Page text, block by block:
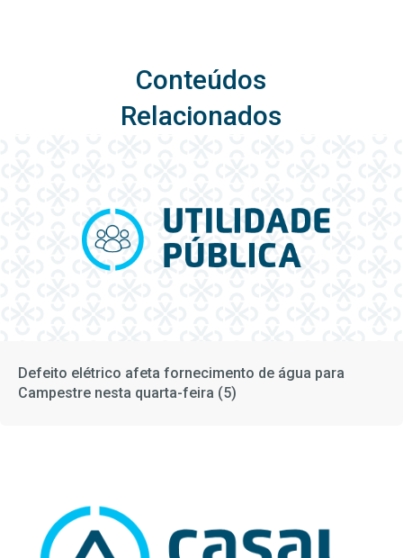
Conteúdos
Relacionados
Defeito elétrico afeta fornecimento de água para
Campestre nesta quarta-feira (5)